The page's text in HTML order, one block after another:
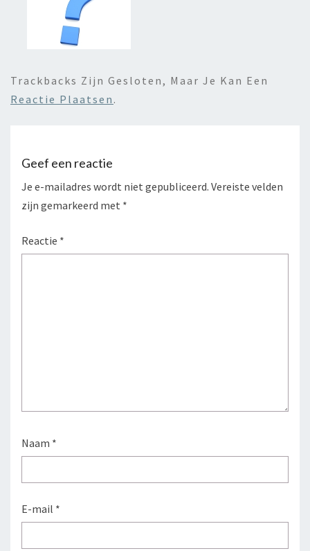
Trackbacks Zijn Gesloten, Maar Je Kan Een
Reactie Plaatsen .
Geef een reactie
Je e-mailadres wordt niet gepubliceerd. Vereiste velden
zijn gemarkeerd met *
Reactie *
Naam *
E-mail *